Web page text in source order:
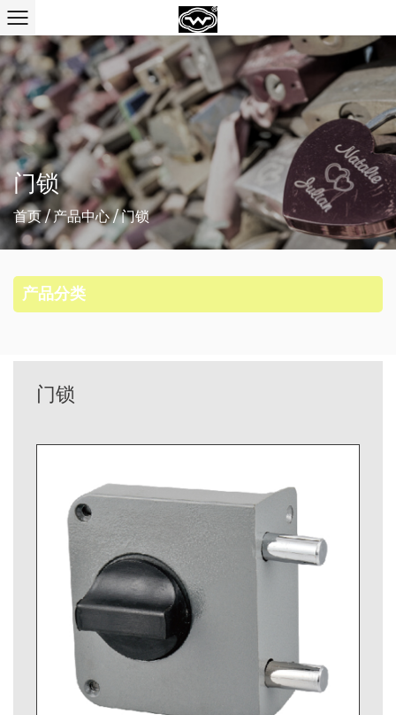
门锁
首页/产品中心/门锁
产品分类
门锁